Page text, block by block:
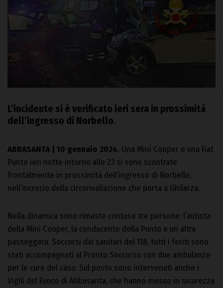
L’incidente si è verificato ieri sera in prossimità
dell’ingresso di Norbello.
ABBASANTA | 10 gennaio 2024. Una Mini Cooper e una Fiat
Punto ieri notte intorno alle 23 si sono scontrate
frontalmente in prossimità dell’ingresso di Norbello,
nell’incrocio della circonvallazione che porta a Ghilarza.
Nella dinamica sono rimaste contuse tre persone: l’autista
della Mini Cooper, la conducente della Punto e un altra
passeggera. Soccorsi dai sanitari del 118, tutti i feriti sono
stati accompagnati al Pronto Soccorso con due ambulanze
per le cure del caso. Sul posto sono intervenuti anche i
Vigili del Fuoco di Abbasanta, che hanno messo in sicurezza